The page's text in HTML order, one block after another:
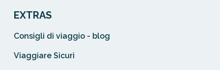
EXTRAS
Consigli di viaggio - blog
Viaggiare Sicuri